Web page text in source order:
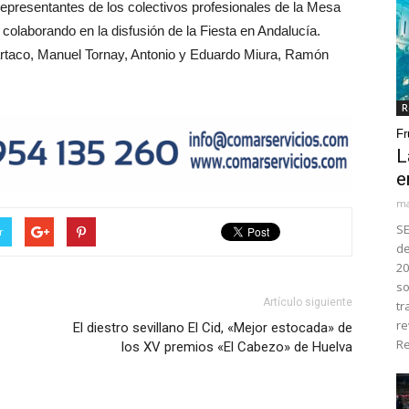
de los colectivos profesionales de la Mesa
en la disfusión de la Fiesta en Andalucía.
Manuel Tornay, Antonio y Eduardo Miura, Ramón
Artículo siguiente
El diestro sevillano El Cid, «Mejor estocada» de
los XV premios «El Cabezo» de Huelva